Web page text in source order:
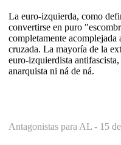
La euro-izquierda, como
convertirse en puro
completamente
cruzada. La mayoría de la
euro-izquierdista
anarquista ni ná de ná.
Antagonistas para AL - 15